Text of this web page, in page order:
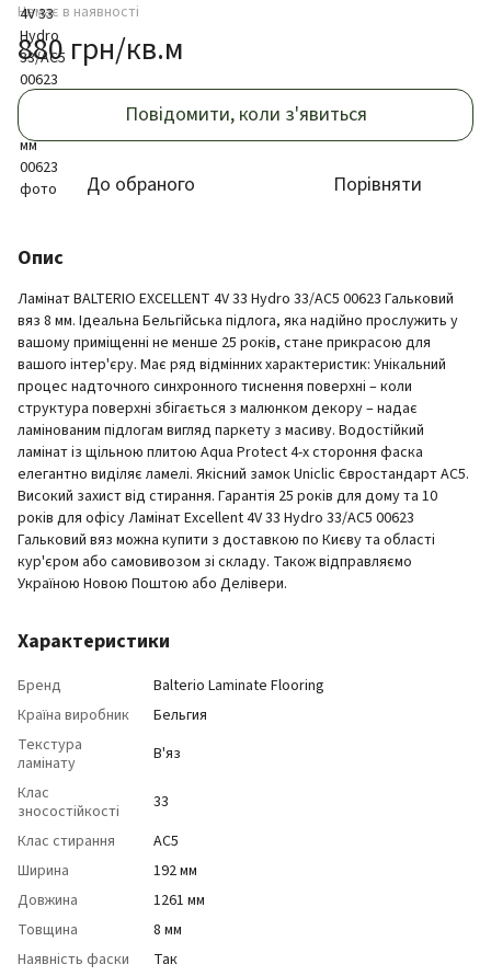
Немає в наявності
880 грн/кв.м
Повідомити, коли з'явиться
До обраного Порівняти
Опис
Ламінат BALTERIO EXCELLENT 4V 33 Hydro 33/АС5 00623 Гальковий
вяз 8 мм. Ідеальна Бельгійська підлога, яка надійно прослужить у
вашому приміщенні не менше 25 років, стане прикрасою для
вашого інтер'єру. Має ряд відмінних характеристик: Унікальний
процес надточного синхронного тиснення поверхні – коли
структура поверхні збігається з малюнком декору – надає
ламінованим підлогам вигляд паркету з масиву. Водостійкий
ламінат із щільною плитою Aqua Protect 4-х стороння фаска
елегантно виділяє ламелі. Якісний замок Uniclic Євростандарт AC5.
Високий захист від стирання. Гарантія 25 років для дому та 10
років для офісу Ламінат Excellent 4V 33 Hydro 33/АС5 00623
Гальковий вяз можна купити з доставкою по Києву та області
кур'єром або самовивозом зі складу. Також відправляємо
Україною Новою Поштою або Делівери.
Характеристики
Бренд
Balterio Laminate Flooring
Країна виробник
Бельгия
Текстура
ламінату
В'яз
Клас
зносостійкості
33
Клас стирання
АС5
Ширина
192 мм
Довжина
1261 мм
Товщина
8 мм
Наявність фаски
Так